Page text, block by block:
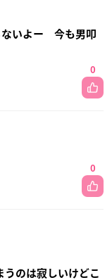
ないよー 今も男叩
0
0
うのは寂しいけどこ